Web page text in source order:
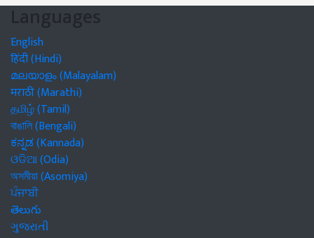
Languages
English
हिंदी (Hindi)
മലയാളം (Malayalam)
मराठी (Marathi)
தமிழ் (Tamil)
বাঙালি (Bengali)
ಕನ್ನಡ (Kannada)
ଓଡିଆ (Odia)
অসমীয়া (Asomiya)
ਪੰਜਾਬੀ
తెలుగు
ગુજરાતી